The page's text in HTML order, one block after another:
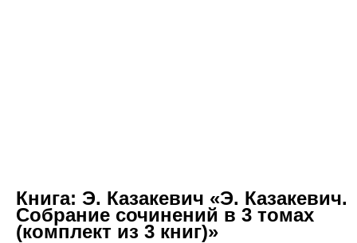
Книга: Э. Казакевич «Э. Казакевич.
Собрание сочинений в 3 томах
(комплект из 3 книг)»